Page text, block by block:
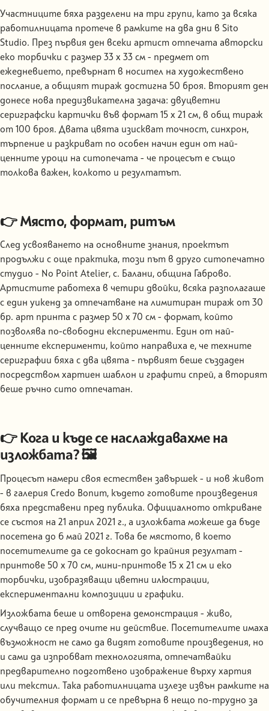
Участниците бяха разделени на три групи, като за всяка
работилницата протече в рамките на два дни в Sito
Studio. През първия ден всеки артист отпечата авторски
еко торбички с размер 33 х 33 см - предмет от
ежедневието, превърнат в носител на художествено
послание, a общият тираж достигна 50 броя. Вторият ден
донесе нова предизвикателна задача: двуцветни
сериграфски картички във формат 15 х 21 см, в общ тираж
от 100 броя. Двата цвята изискват точност, синхрон,
търпение и разкриват по особен начин един от най-
ценните уроци на ситопечата - че процесът е също
толкова важен, колкото и резултатът.
👉 Място, формат, ритъм
След усвояването на основните знания, проектът
продължи с още практика, този път в друго ситопечатно
студио - No Point Atelier, с. Балани, община Габрово.
Артистите работеха в четири двойки, всяка разполагаше
с един уикенд за отпечатване на лимитиран тираж от 30
бр. арт принта с размер 50 х 70 см - формат, който
позволява по-свободни експерименти. Един от най-
ценните експерименти, който направиха е, че техните
сериграфии бяха с два цвята - първият беше създаден
посредством хартиен шаблон и графити спрей, а вторият
беше ръчно сито отпечатан.
👉 Кога и къде се наслаждавахме на
изложбата? 🖼️
Процесът намери своя естествен завършек - и нов живот
- в галерия Credo Bonum, където готовите произведения
бяха представени пред публика. Официалното откриване
се състоя на 21 април 2021 г., а изложбата можеше да бъде
посетена до 6 май 2021 г. Това бе мястото, в което
посетителите да се докоснат до крайния резултат -
принтове 50 х 70 см, мини-принтове 15 х 21 см и еко
торбички, изобразяващи цветни илюстрации,
експериментални композиции и графики.
Изложбата беше и отворена демонстрация - живо,
случващо се пред очите ни действие. Посетителите имаха
възможност не само да видят готовите произведения, но
и сами да изпробват технологията, отпечатвайки
предварително подготвено изображение върху хартия
или текстил. Така работилницата излезе извън рамките на
обучителния формат и се превърна в нещо по-трудно за